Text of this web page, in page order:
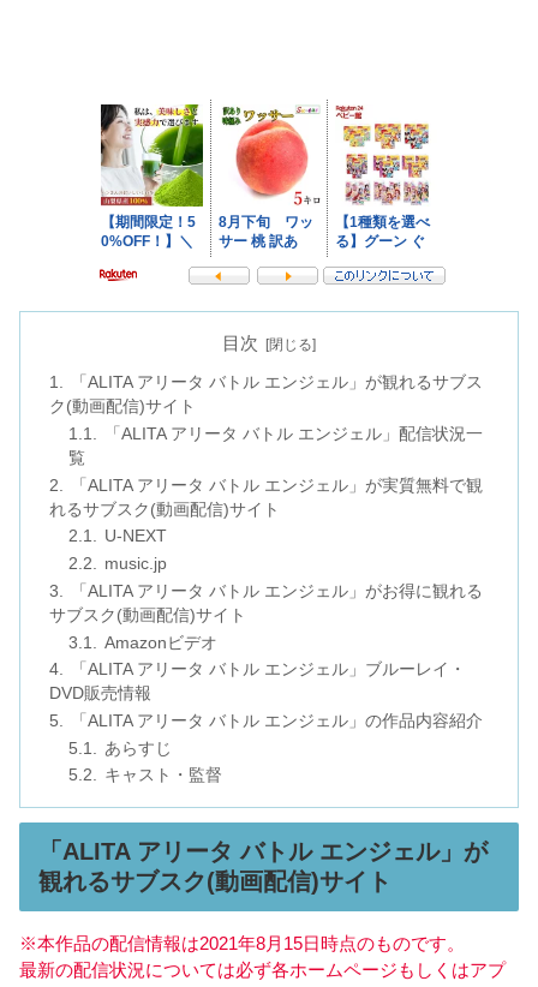
目次
「ALITA アリータ バトル エンジェル」が観れるサブス
ク(動画配信)サイト
「ALITA アリータ バトル エンジェル」配信状況一
覧
「ALITA アリータ バトル エンジェル」が実質無料で観
れるサブスク(動画配信)サイト
U-NEXT
music.jp
「ALITA アリータ バトル エンジェル」がお得に観れる
サブスク(動画配信)サイト
Amazonビデオ
「ALITA アリータ バトル エンジェル」ブルーレイ・
DVD販売情報
「ALITA アリータ バトル エンジェル」の作品内容紹介
あらすじ
キャスト・監督
「ALITA アリータ バトル エンジェル」が
観れるサブスク(動画配信)サイト
※本作品の配信情報は2021年8月15日時点のものです。
最新の配信状況については必ず各ホームページもしくはアプ